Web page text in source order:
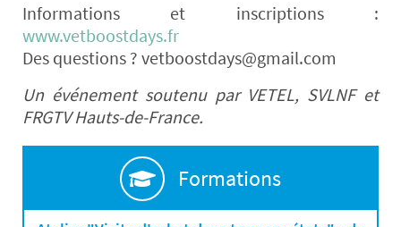
Informations et inscriptions :
www.vetboostdays.fr
Des questions ? vetboostdays@gmail.com
Un événement soutenu par VETEL, SVLNF et
FRGTV Hauts-de-France.
Formations